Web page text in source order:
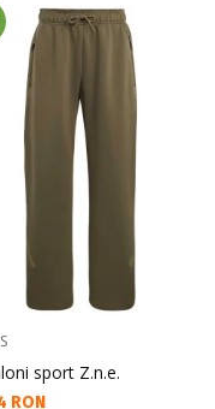
sport Z.n.e.
цена:
RON